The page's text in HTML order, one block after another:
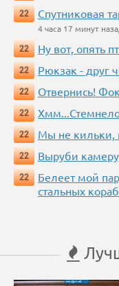
22
Спутниковая
4 часа 17 минут
22
Ну вот, опять
22
Рюкзак - друг
22
Отвернись!
22
22
Мы не
22
Выруби
22
Белеет мой
стальных